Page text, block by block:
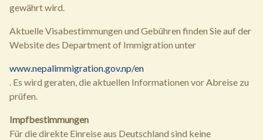
gewährt wird.
Aktuelle Visabestimmungen und Gebühren finden Sie auf der
Website des Department of Immigration unter
www.nepalimmigration.gov.np/en
. Es wird geraten, die aktuellen Informationen vor Abreise zu
prüfen.
Impfbestimmungen
Für die direkte Einreise aus Deutschland sind keine